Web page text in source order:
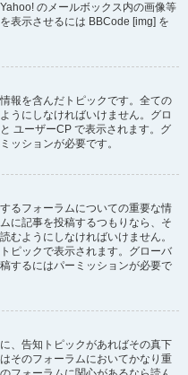
のメールボックス内の画像等
表示させるには BBCode [img] を
報を含んだトピックです。全ての
うにしなければいけません。グロ
ユーザーCP で表示されます。グ
ッションが必要です。
るフォーラムについての重要な情
に記事を投稿するつもりなら、そ
むようにしなければいけません。
ピックで表示されます。グローバ
するにはパーミッションが必要で
、告知トピックがあればその真下
そのフォーラムにおいてかなり重